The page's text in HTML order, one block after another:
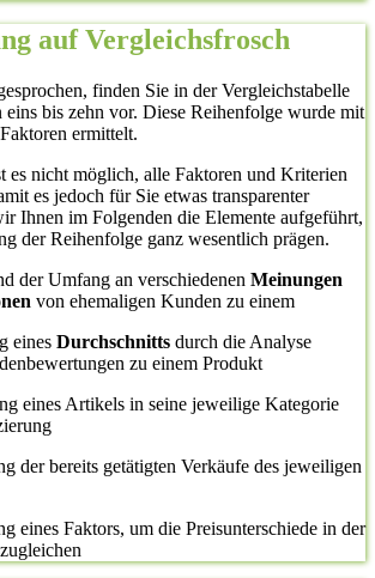
auf Vergleichsfrosch
finden Sie in der Vergleichstabelle
eins bis zehn vor. Diese Reihenfolge wurde mit
ermittelt.
es nicht möglich, alle Faktoren und Kriterien
es jedoch für Sie etwas transparenter
Ihnen im Folgenden die Elemente aufgeführt,
der Reihenfolge ganz wesentlich prägen.
der Umfang an verschiedenen Meinungen
von ehemaligen Kunden zu einem
eines Durchschnitts durch die Analyse
zu einem Produkt
eines Artikels in seine jeweilige Kategorie
der bereits getätigten Verkäufe des jeweiligen
eines Faktors, um die Preisunterschiede in der